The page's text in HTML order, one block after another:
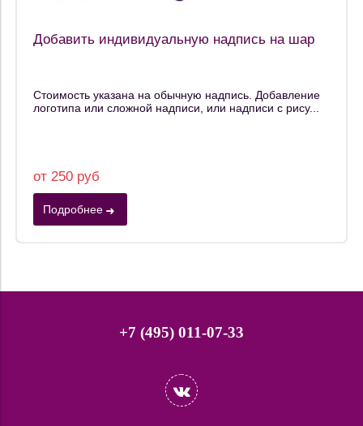
Добавить индивидуальную надпись на шар
Стоимость указана на обычную надпись. Добавление
логотипа или сложной надписи, или надписи с рису...
от 250 руб
Подробнее
+7 (495) 011-07-33